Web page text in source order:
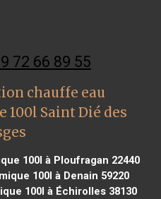
72 66 89 55
chauffe eau
Saint Dié des
100l à Ploufragan 22440
100l à Denain 59220
100l à Échirolles 38130